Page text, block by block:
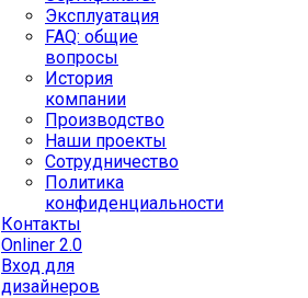
Эксплуатация
FAQ: общие
вопросы
История
компании
Производство
Наши проекты
Сотрудничество
Политика
конфиденциальности
Контакты
Onliner 2.0
Вход для
дизайнеров